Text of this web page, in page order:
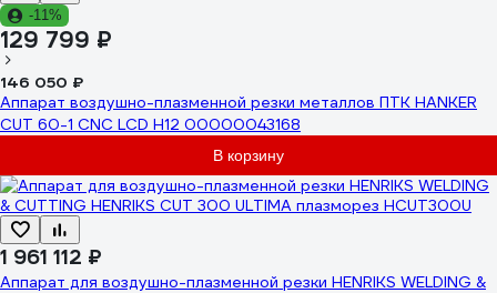
-11%
129 799 ₽
146 050 ₽
Аппарат воздушно-плазменной резки металлов ПТК HANKER
CUT 60-1 CNC LCD H12 00000043168
В корзину
1 961 112 ₽
Аппарат для воздушно-плазменной резки HENRIKS WELDING &